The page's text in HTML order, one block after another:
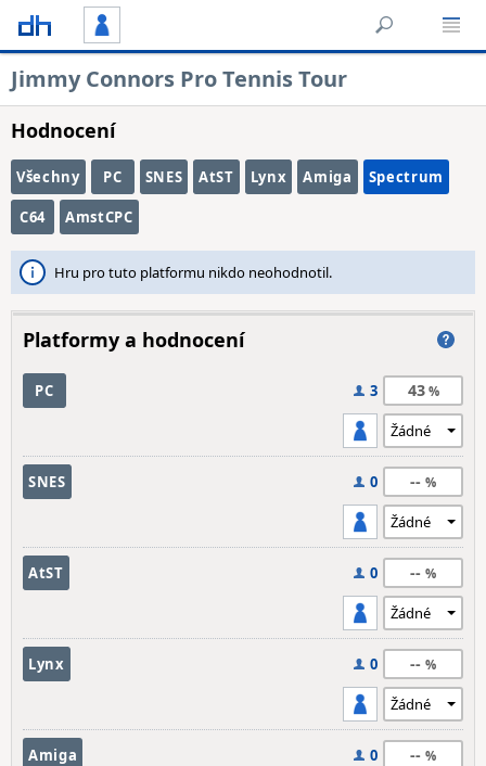
Jimmy Connors Pro Tennis Tour
Hodnocení
Všechny PC SNES AtST Lynx Amiga Spectrum
C64 AmstCPC
Hru pro tuto platformu nikdo neohodnotil.
Platformy a hodnocení
PC 3 43
SNES 0 --
AtST 0 --
Lynx 0 --
Amiga 0 --